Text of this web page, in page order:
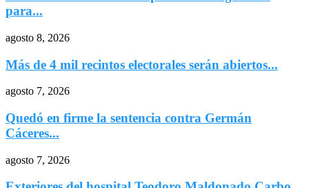
para...
agosto 8, 2026
Más de 4 mil recintos electorales serán abiertos...
agosto 7, 2026
Quedó en firme la sentencia contra Germán
Cáceres...
agosto 7, 2026